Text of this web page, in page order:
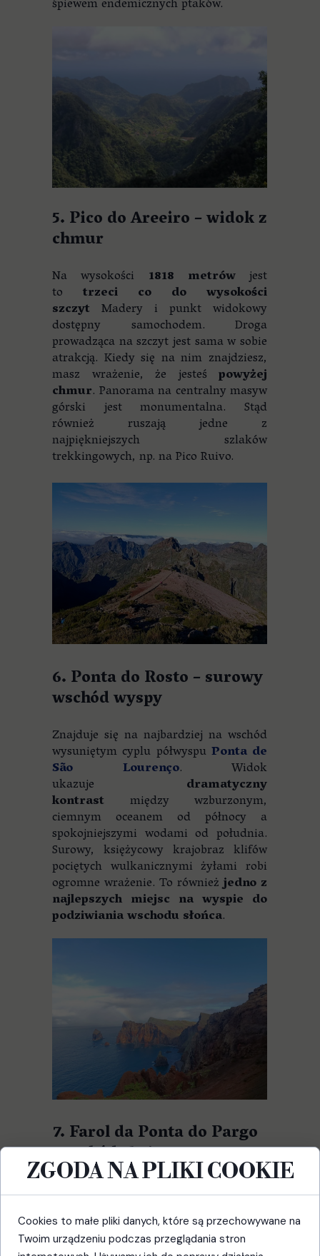
śpiewem endemicznych ptaków.
5. Pico do Areeiro – widok z
chmur
Na wysokości 1818 metrówjest
to trzeci co do wysokości
szczyt Madery i punkt widokowy
dostępny samochodem. Droga
prowadząca na szczyt jest sama w sobie
atrakcją. Kiedy się na nim znajdziesz,
masz wrażenie, że jesteś powyżej
chmur. Panorama na centralny masyw
górski jest monumentalna. Stąd
również ruszają jedne z
najpiękniejszych szlaków
trekkingowych, np. na Pico Ruivo.
6. Ponta do Rosto – surowy
wschód wyspy
Znajduje się na najbardziej na wschód
wysuniętym cyplu półwyspu Ponta de
São Lourenço. Widok
ukazuje dramatyczny
kontrast między wzburzonym,
ciemnym oceanem od północy a
spokojniejszymi wodami od południa.
Surowy, księżycowy krajobraz klifów
pociętych wulkanicznymi żyłami robi
ogromne wrażenie. To równieżjedno z
najlepszych miejsc na wyspie do
podziwiania wschodu słońca.
7. Farol da Ponta do Pargo
– zachód słońca na
zachodzie
Na przeciwległym, zachodnim krańcu
wyspy stoi latarnia morska Ponta do
Pargo. Punkt widokowy przy niej (ok.
ZGODA NA PLIKI COOKIE
Cookies to małe pliki danych, które są przechowywane na
Twoim urządzeniu podczas przeglądania stron